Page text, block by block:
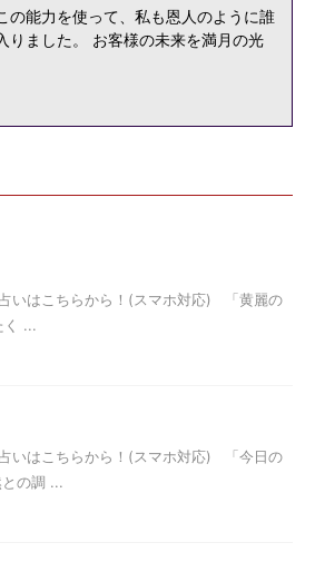
の能力を使って、私も恩人のように誰
りました。 お客様の未来を満月の光
いはこちらから！(スマホ対応) 「黄麗の
く ...
いはこちらから！(スマホ対応) 「今日の
の調 ...